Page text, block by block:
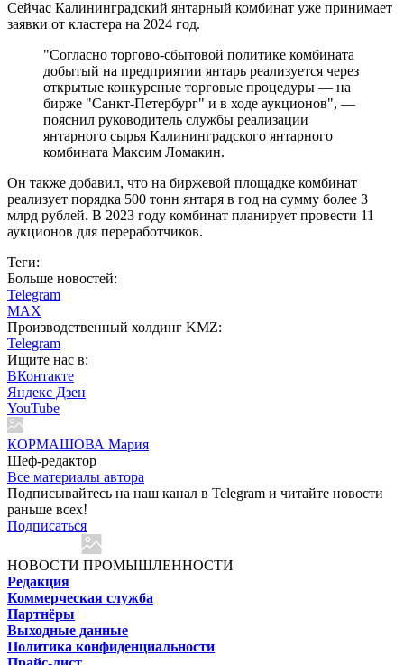
Сейчас Калининградский янтарный комбинат уже принимает
заявки от кластера на 2024 год.
"Согласно торгово-сбытовой политике комбината
добытый на предприятии янтарь реализуется через
открытые конкурсные торговые процедуры — на
бирже "Санкт-Петербург" и в ходе аукционов", —
пояснил руководитель службы реализации
янтарного сырья Калининградского янтарного
комбината Максим Ломакин.
Он также добавил, что на биржевой площадке комбинат
реализует порядка 500 тонн янтаря в год на сумму более 3
млрд рублей. В 2023 году комбинат планирует провести 11
аукционов для переработчиков.
Теги:
Больше новостей:
Telegram
MAX
Производственный холдинг KMZ:
Telegram
Ищите нас в:
ВКонтакте
Яндекс Дзен
YouTube
КОРМАШОВА Мария
Шеф-редактор
Все материалы автора
Подписывайтесь на наш канал в Telegram и читайте новости
раньше всех!
Подписаться
НОВОСТИ ПРОМЫШЛЕННОСТИ
Редакция
Коммерческая служба
Партнёры
Выходные данные
Политика конфиденциальности